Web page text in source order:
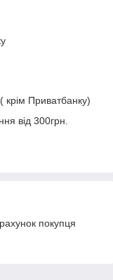
Приватбанку)
від 300грн.
покупця